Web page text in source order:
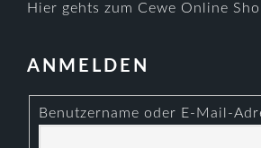
Hier gehts zum Cewe Online
ANMELDEN
Benutzername oder E-Mail-